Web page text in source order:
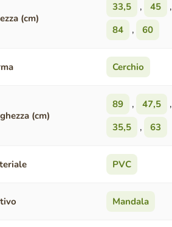
(cm)
33,5 , 45
,
84
, 60
Cerchio
(cm)
89 , 47,5
,
35,5
, 63
PVC
Mandala